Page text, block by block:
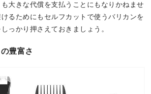
大きな代償を支払うことにもなりかねませ
るためにもセルフカットで使うバリカンを
っかり押さえておきましょう。
豊富さ